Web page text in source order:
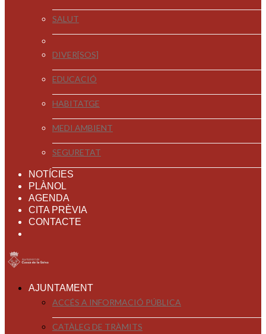
SALUT
DIVER[SOS]
EDUCACIÓ
HABITATGE
MEDI AMBIENT
SEGURETAT
NOTÍCIES
PLÀNOL
AGENDA
CITA PRÈVIA
CONTACTE
AJUNTAMENT
ACCÉS A INFORMACIÓ PÚBLICA
CATÀLEG DE TRÀMITS